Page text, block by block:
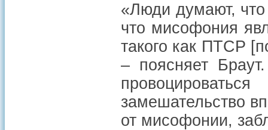
«Люди думают, что
что мисофония
такого как ПТСР
– поясняет
замешательство
от мисофонии,